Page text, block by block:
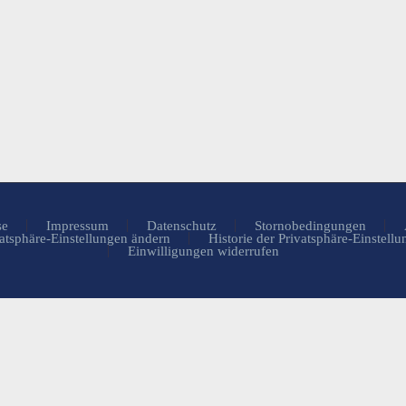
Impressum Datenschutz Stornobedingungen
Einstellungen ändern
Historie der Privatsphäre-
Einwilligungen widerrufen